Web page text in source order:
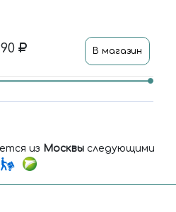
В магазин
из Москвы следующими